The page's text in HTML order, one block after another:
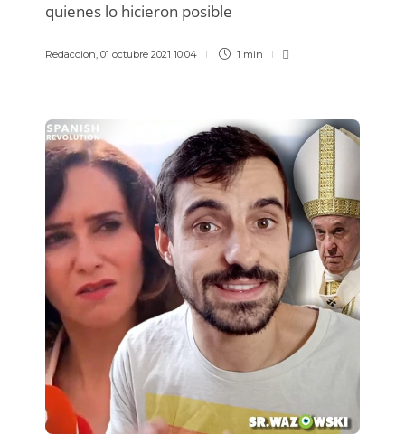
quienes lo hicieron posible
Redaccion, 01 octubre 2021 10:04 1 min